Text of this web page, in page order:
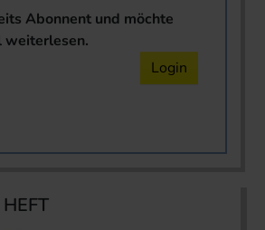
Abonnent und möchte
weiterlesen.
Login